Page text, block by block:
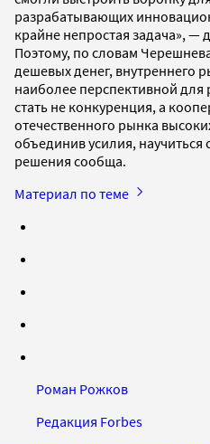
разрабатывающих
крайне непростая задача», —
Поэтому, по словам
дешевых денег, внутреннего
наиболее перспективной
стать не конкуренция, а
отечественного рынка
объединив усилия,
решения сообща.
Материал по теме
Роман Рожков
Редакция Forbes